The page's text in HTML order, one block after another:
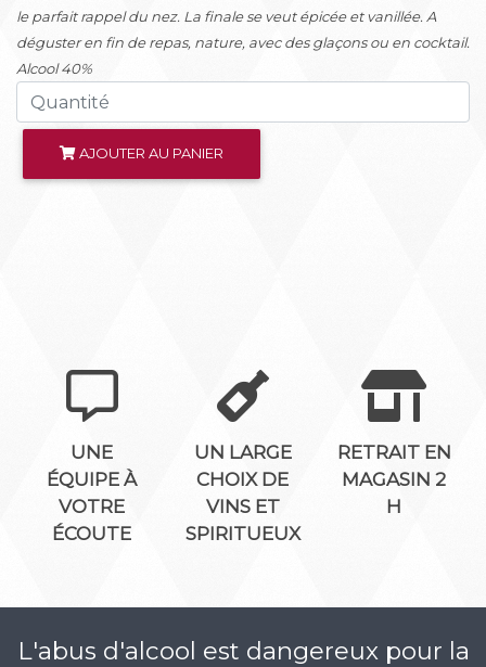
le parfait rappel du nez. La finale se veut épicée et vanillée. A
déguster en fin de repas, nature, avec des glaçons ou en cocktail.
Alcool 40%
AJOUTER AU PANIER
UNE
ÉQUIPE À
VOTRE
ÉCOUTE
UN LARGE
CHOIX DE
VINS ET
SPIRITUEUX
RETRAIT EN
MAGASIN 2
H
L'abus d'alcool est dangereux pour la